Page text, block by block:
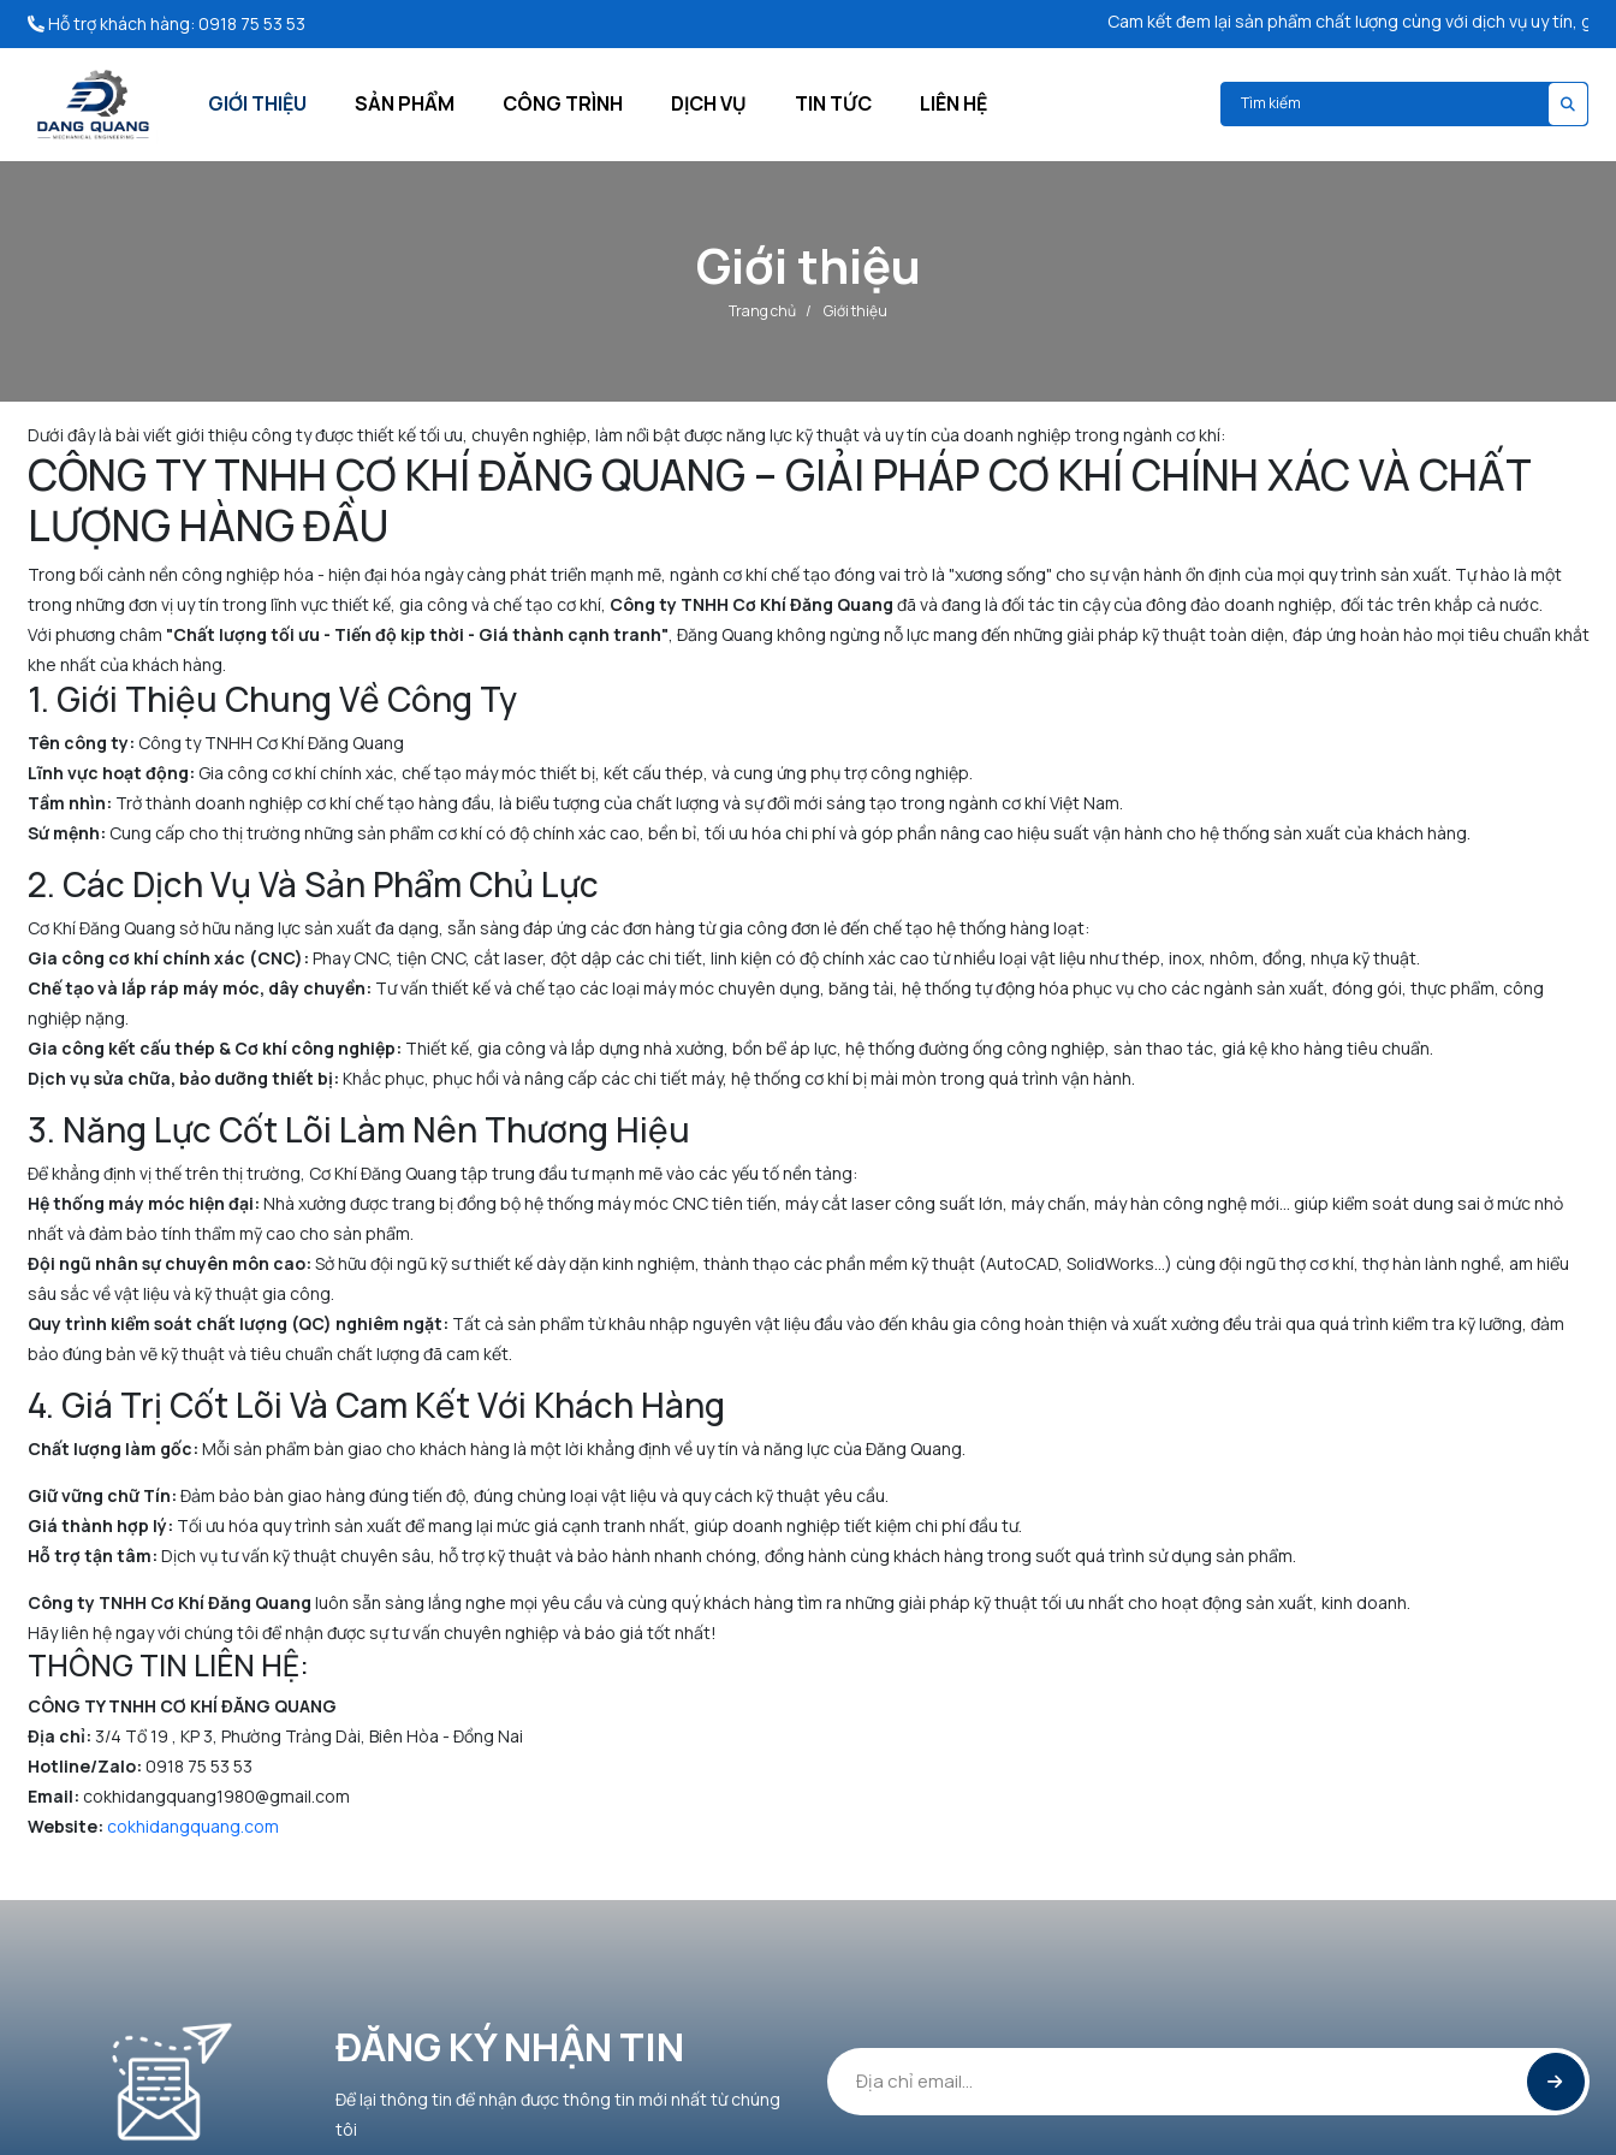
Hỗ trợ khách hàng: 0918 75 53 53 Cam kết đem lại sản phẩm chất lượng cùng với dịch vụ uy tín, giao
GIỚI THIỆU SẢN PHẨM CÔNG TRÌNH DỊCH VỤ TIN TỨC LIÊN HỆ
Giới thiệu
Trang chủ / Giới thiệu
Dưới đây là bài viết giới thiệu công ty được thiết kế tối ưu, chuyên nghiệp, làm nổi bật được năng lực kỹ thuật và uy tín của doanh nghiệp trong ngành cơ khí:
CÔNG TY TNHH CƠ KHÍ ĐĂNG QUANG – GIẢI PHÁP CƠ KHÍ CHÍNH XÁC VÀ CHẤT
LƯỢNG HÀNG ĐẦU
Trong bối cảnh nền công nghiệp hóa - hiện đại hóa ngày càng phát triển mạnh mẽ, ngành cơ khí chế tạo đóng vai trò là "xương sống" cho sự vận hành ổn định của mọi quy trình sản xuất. Tự hào là một
trong những đơn vị uy tín trong lĩnh vực thiết kế, gia công và chế tạo cơ khí, Công ty TNHH Cơ Khí Đăng Quang đã và đang là đối tác tin cậy của đông đảo doanh nghiệp, đối tác trên khắp cả nước.
Với phương châm "Chất lượng tối ưu - Tiến độ kịp thời - Giá thành cạnh tranh" , Đăng Quang không ngừng nỗ lực mang đến những giải pháp kỹ thuật toàn diện, đáp ứng hoàn hảo mọi tiêu chuẩn khắt
khe nhất của khách hàng.
1. Giới Thiệu Chung Về Công Ty
Tên công ty: Công ty TNHH Cơ Khí Đăng Quang
Lĩnh vực hoạt động: Gia công cơ khí chính xác, chế tạo máy móc thiết bị, kết cấu thép, và cung ứng phụ trợ công nghiệp.
Tầm nhìn: Trở thành doanh nghiệp cơ khí chế tạo hàng đầu, là biểu tượng của chất lượng và sự đổi mới sáng tạo trong ngành cơ khí Việt Nam.
Sứ mệnh: Cung cấp cho thị trường những sản phẩm cơ khí có độ chính xác cao, bền bỉ, tối ưu hóa chi phí và góp phần nâng cao hiệu suất vận hành cho hệ thống sản xuất của khách hàng.
2. Các Dịch Vụ Và Sản Phẩm Chủ Lực
Cơ Khí Đăng Quang sở hữu năng lực sản xuất đa dạng, sẵn sàng đáp ứng các đơn hàng từ gia công đơn lẻ đến chế tạo hệ thống hàng loạt:
Gia công cơ khí chính xác (CNC): Phay CNC, tiện CNC, cắt laser, đột dập các chi tiết, linh kiện có độ chính xác cao từ nhiều loại vật liệu như thép, inox, nhôm, đồng, nhựa kỹ thuật.
Chế tạo và lắp ráp máy móc, dây chuyền: Tư vấn thiết kế và chế tạo các loại máy móc chuyên dụng, băng tải, hệ thống tự động hóa phục vụ cho các ngành sản xuất, đóng gói, thực phẩm, công
nghiệp nặng.
Gia công kết cấu thép & Cơ khí công nghiệp: Thiết kế, gia công và lắp dựng nhà xưởng, bồn bể áp lực, hệ thống đường ống công nghiệp, sàn thao tác, giá kệ kho hàng tiêu chuẩn.
Dịch vụ sửa chữa, bảo dưỡng thiết bị: Khắc phục, phục hồi và nâng cấp các chi tiết máy, hệ thống cơ khí bị mài mòn trong quá trình vận hành.
3. Năng Lực Cốt Lõi Làm Nên Thương Hiệu
Để khẳng định vị thế trên thị trường, Cơ Khí Đăng Quang tập trung đầu tư mạnh mẽ vào các yếu tố nền tảng:
Hệ thống máy móc hiện đại: Nhà xưởng được trang bị đồng bộ hệ thống máy móc CNC tiên tiến, máy cắt laser công suất lớn, máy chấn, máy hàn công nghệ mới... giúp kiểm soát dung sai ở mức nhỏ
nhất và đảm bảo tính thẩm mỹ cao cho sản phẩm.
Đội ngũ nhân sự chuyên môn cao: Sở hữu đội ngũ kỹ sư thiết kế dày dặn kinh nghiệm, thành thạo các phần mềm kỹ thuật (AutoCAD, SolidWorks...) cùng đội ngũ thợ cơ khí, thợ hàn lành nghề, am hiểu
sâu sắc về vật liệu và kỹ thuật gia công.
Quy trình kiểm soát chất lượng (QC) nghiêm ngặt: Tất cả sản phẩm từ khâu nhập nguyên vật liệu đầu vào đến khâu gia công hoàn thiện và xuất xưởng đều trải qua quá trình kiểm tra kỹ lưỡng, đảm
bảo đúng bản vẽ kỹ thuật và tiêu chuẩn chất lượng đã cam kết.
4. Giá Trị Cốt Lõi Và Cam Kết Với Khách Hàng
Chất lượng làm gốc: Mỗi sản phẩm bàn giao cho khách hàng là một lời khẳng định về uy tín và năng lực của Đăng Quang.
Giữ vững chữ Tín: Đảm bảo bàn giao hàng đúng tiến độ, đúng chủng loại vật liệu và quy cách kỹ thuật yêu cầu.
Giá thành hợp lý: Tối ưu hóa quy trình sản xuất để mang lại mức giá cạnh tranh nhất, giúp doanh nghiệp tiết kiệm chi phí đầu tư.
Hỗ trợ tận tâm: Dịch vụ tư vấn kỹ thuật chuyên sâu, hỗ trợ kỹ thuật và bảo hành nhanh chóng, đồng hành cùng khách hàng trong suốt quá trình sử dụng sản phẩm.
Công ty TNHH Cơ Khí Đăng Quang luôn sẵn sàng lắng nghe mọi yêu cầu và cùng quý khách hàng tìm ra những giải pháp kỹ thuật tối ưu nhất cho hoạt động sản xuất, kinh doanh.
Hãy liên hệ ngay với chúng tôi để nhận được sự tư vấn chuyên nghiệp và báo giá tốt nhất!
THÔNG TIN LIÊN HỆ:
CÔNG TY TNHH CƠ KHÍ ĐĂNG QUANG
Địa chỉ: 3/4 Tổ 19 , KP 3, Phường Trảng Dài, Biên Hòa - Đồng Nai
Hotline/Zalo: 0918 75 53 53
Email: cokhidangquang1980@gmail.com
Website: cokhidangquang.com
ĐĂNG KÝ NHẬN TIN
Để lại thông tin để nhận được thông tin mới nhất từ chúng
tôi